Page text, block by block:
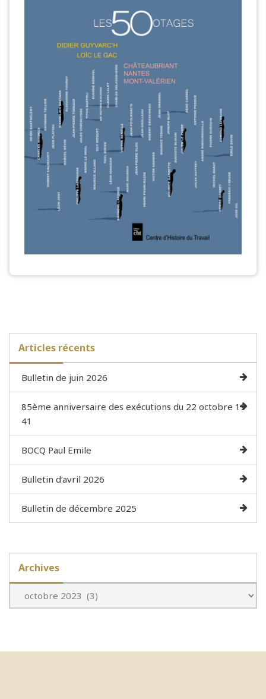
Articles récents
Bulletin de juin 2026
85ème anniversaire des exécutions du 22 octobre 19
41
BOCQ Paul Emile
Bulletin d’avril 2026
Bulletin de décembre 2025
Archives